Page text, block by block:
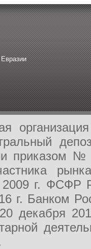
приказом №
г. ФСФР
г. Банком
20 декабря